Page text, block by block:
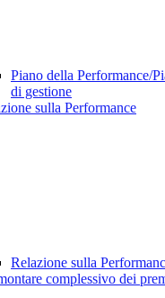
Piano della Performance/
di gestione
sulla Performance
Relazione sulla
complessivo dei